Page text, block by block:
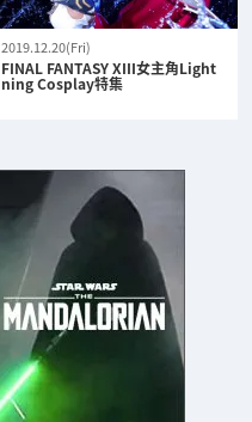
2019.12.20(Fri)
FINAL FANTASY XIII女主角Light
ning Cosplay特集